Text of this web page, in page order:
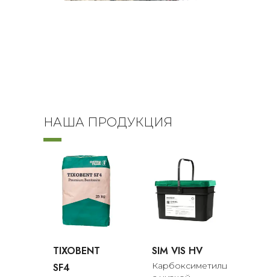
НАША ПРОДУКЦИЯ
TIXOBENT
SF4
SIM VIS HV
Карбоксиметилцеллюлоза